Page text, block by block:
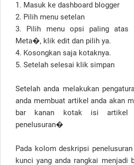
1. Masuk ke dashboard blogger
2. Pilih menu setelan
3. Pilih menu opsi paling atas
Meta�, klik edit dan pilih ya.
4. Kosongkan saja kotaknya.
5. Setelah selesai klik simpan
Setelah anda melakukan
anda membuat artikel anda akan
bar kanan kotak isi
penelusuran�
Pada kolom deskripsi
kunci yang anda rangkai menjadi